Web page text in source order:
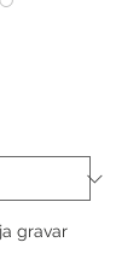
gravar